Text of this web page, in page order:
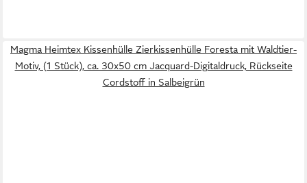
Magma Heimtex Kissenhülle Zierkissenhülle Foresta mit Waldtier-
Motiv, (1 Stück), ca. 30x50 cm Jacquard-Digitaldruck, Rückseite
Cordstoff in Salbeigrün